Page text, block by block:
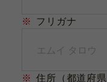
※ フリガナ
※ 住所（都道府県